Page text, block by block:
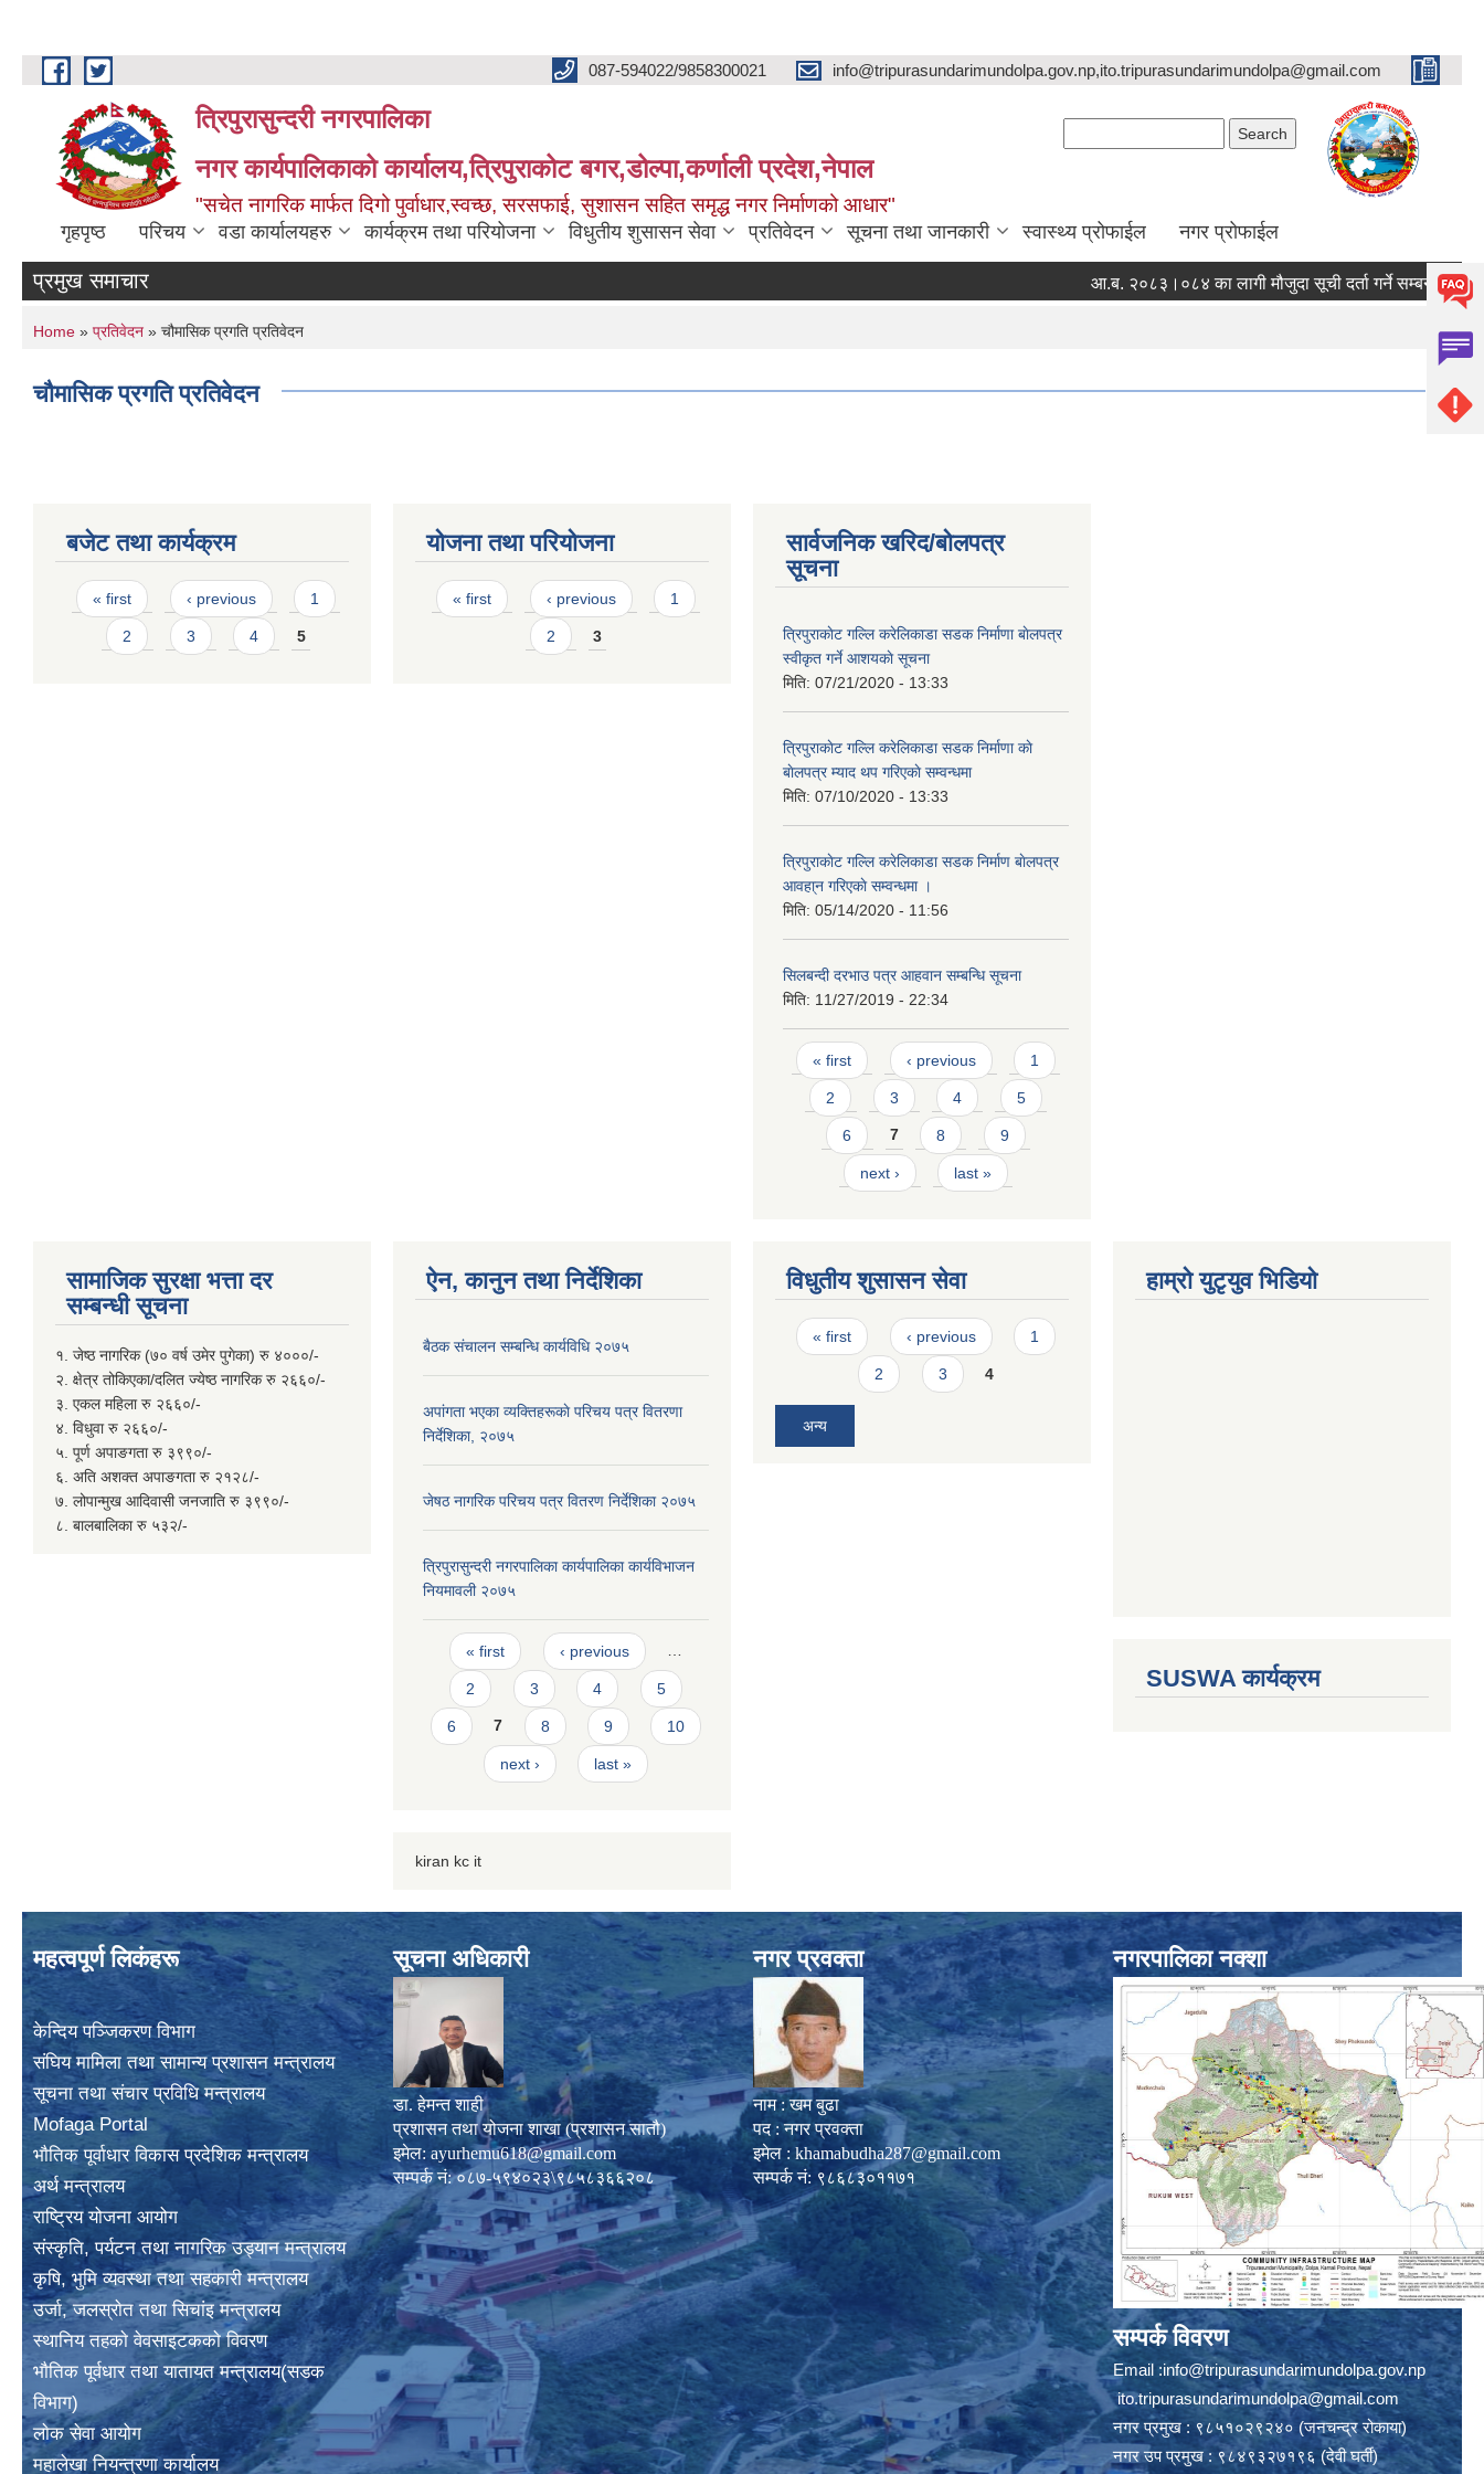
Skip to main content 087-594022/9858300021 info@tripurasundarimundolpa.gov.np,ito.tripurasundarimundolpa@gmail.com
त्रिपुरासुन्दरी नगरपालिका
नगर कार्यपालिकाको कार्यालय,त्रिपुराकोट बगर,डोल्पा,कर्णाली प्रदेश,नेपाल
"सचेत नागरिक मार्फत दिगो पुर्वाधार,स्वच्छ, सरसफाई, सुशासन सहित समृद्ध नगर निर्माणको आधार"
गृहपृष्ठ परिचय वडा कार्यालयहरु कार्यक्रम तथा परियोजना विधुतीय शुसासन सेवा प्रतिवेदन सूचना तथा जानकारी स्वास्थ्य प्रोफाईल नगर प्रोफाईल
प्रमुख समाचार आ.ब. २०८३।०८४ का लागी मौजुदा सूची दर्ता गर्ने सम्बन्धी सूचना ।
You are here
Home » प्रतिवेदन » चौमासिक प्रगति प्रतिवेदन
चौमासिक प्रगति प्रतिवेदन
बजेट तथा कार्यक्रम
Pages
« first ‹ previous 1
2 3 4 5
योजना तथा परियोजना
Pages
« first ‹ previous 1
2 3
सार्वजनिक खरिद/बोलपत्र
सूचना
त्रिपुराकाेट गल्लि करेलिकाडा सडक निर्माणा बाेलपत्र
स्वीकृत गर्ने आशयकाे सूचना
मिति: 07/21/2020 - 13:33
त्रिपुराकाेट गल्लि करेलिकाडा सडक निर्माणा काे
बाेलपत्र म्याद थप गरिएकाे सम्वन्धमा
मिति: 07/10/2020 - 13:33
त्रिपुराकाेट गल्लि करेलिकाडा सडक निर्माण बाेलपत्र
आवहा्न गरिएकाे सम्वन्धमा ।
मिति: 05/14/2020 - 11:56
सिलबन्दी दरभाउ पत्र आहवान सम्बन्धि सूचना
मिति: 11/27/2019 - 22:34
Pages
« first ‹ previous 1
2 3 4 5
6 7 8 9
next › last »
सामाजिक सुरक्षा भत्ता दर
सम्बन्धी सूचना
१. जेष्ठ नागरिक (७० वर्ष उमेर पुगेका) रु ४०००/-
२. क्षेत्र तोकिएका/दलित ज्येष्ठ नागरिक रु २६६०/-
३. एकल महिला रु २६६०/-
४. विधुवा रु २६६०/-
५. पूर्ण अपाङगता रु ३९९०/-
६. अति अशक्त अपाङगता रु २१२८/-
७. लोपान्मुख आदिवासी जनजाति रु ३९९०/-
८. बालबालिका रु ५३२/-
ऐन, कानुन तथा निर्देशिका
बैठक संचालन सम्बन्धि कार्यविधि २०७५
अपांगता भएका व्यक्तिहरूकाे परिचय पत्र वितरणा
निर्देशिका, २०७५
जेषठ नागरिक परिचय पत्र वितरण निर्देशिका २०७५
त्रिपुरासुन्दरी नगरपालिका कार्यपालिका कार्यविभाजन
नियमावली २०७५
Pages
« first ‹ previous …
2 3 4 5
6 7 8 9 10
next › last »
kiran kc it
विधुतीय शुसासन सेवा
Pages
« first ‹ previous 1
2 3 4
अन्य
हाम्राे युटृयुव भिडियाे
SUSWA कार्यक्रम
महत्वपूर्ण लिकंहरू
केन्दिय पञ्जिकरण विभाग
संघिय मामिला तथा सामान्य प्रशासन मन्त्रालय
सूचना तथा संचार प्रविधि मन्त्रालय
Mofaga Portal
भाैतिक पूर्वाधार विकास प्रदेशिक मन्त्रालय
अर्थ मन्त्रालय
राष्ट्रिय योजना आयोग
संस्कृति, पर्यटन तथा नागरिक उड्यान मन्त्रालय
कृषि, भुमि व्यवस्था तथा सहकारी मन्त्रालय
उर्जा, जलस्राेत तथा सिचांइ मन्त्रालय
स्थानिय तहकाे वेवसाइटककाे विवरण
भाैतिक पूर्वधार तथा यातायत मन्त्रालय(सडक
विभाग)
लाेक सेवा आयोग
महालेखा नियन्त्रणा कार्यालय
सूचना अधिकारी
डा. हेमन्त शाही
प्रशासन तथा योजना शाखा (प्रशासन सातौ)
इमेल: ayurhemu618@gmail.com
सम्पर्क नं: ०८७-५९४०२३\९८५८३६६२०८
नगर प्रवक्ता
नाम : खम बुढा
पद : नगर प्रवक्ता
इमेल : khamabudha287@gmail.com
सम्पर्क नं: ९८६८३०११७१
नगरपालिका नक्शा
सम्पर्क विवरण
Email :info@tripurasundarimundolpa.gov.np
ito.tripurasundarimundolpa@gmail.com
नगर प्रमुख : ९८५१०२९२४० (जनचन्द्र रोकाया)
नगर उप प्रमुख : ९८४९३२७१९६ (देवी घर्ती)